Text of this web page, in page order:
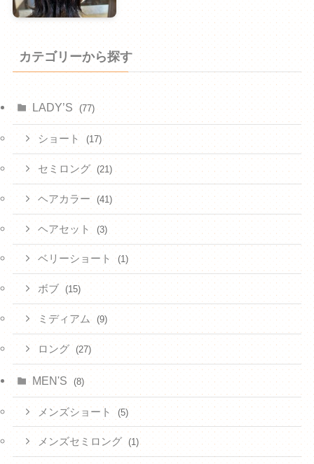
カテゴリーから探す
LADY’S (77)
ショート (17)
セミロング (21)
ヘアカラー (41)
ヘアセット (3)
ベリーショート (1)
ボブ (15)
ミディアム (9)
ロング (27)
MEN'S (8)
メンズショート (5)
メンズセミロング (1)